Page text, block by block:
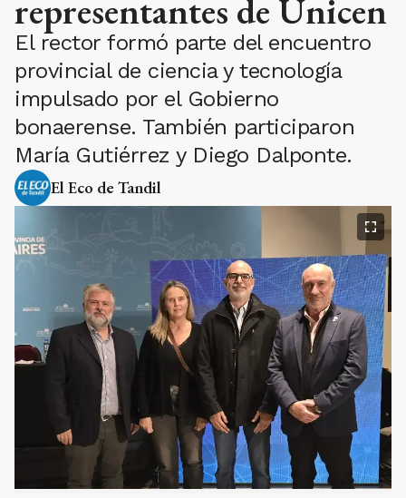
representantes de Unicen
El rector formó parte del encuentro
provincial de ciencia y tecnología
impulsado por el Gobierno
bonaerense. También participaron
María Gutiérrez y Diego Dalponte.
El Eco de Tandil